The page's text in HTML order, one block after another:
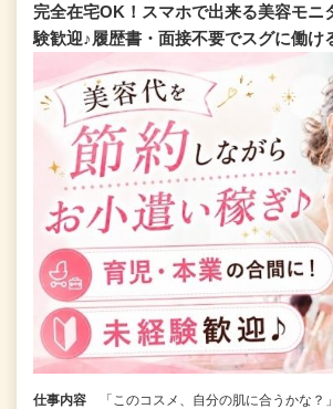
完全在宅OK！スマホで出来る美容モニ
験歓迎♪履歴書・面接不要でスグに働け
仕事内容
「このコスメ、自分の肌に合うかな？